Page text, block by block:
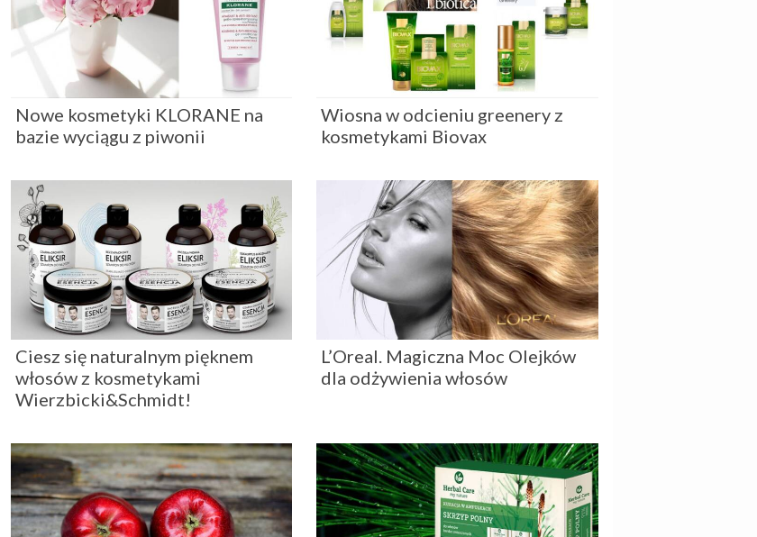
Nowe kosmetyki KLORANE na
bazie wyciągu z piwonii
Wiosna w odcieniu greenery z
kosmetykami Biovax
Ciesz się naturalnym pięknem
włosów z kosmetykami
Wierzbicki&Schmidt!
L’Oreal. Magiczna Moc Olejków
dla odżywienia włosów